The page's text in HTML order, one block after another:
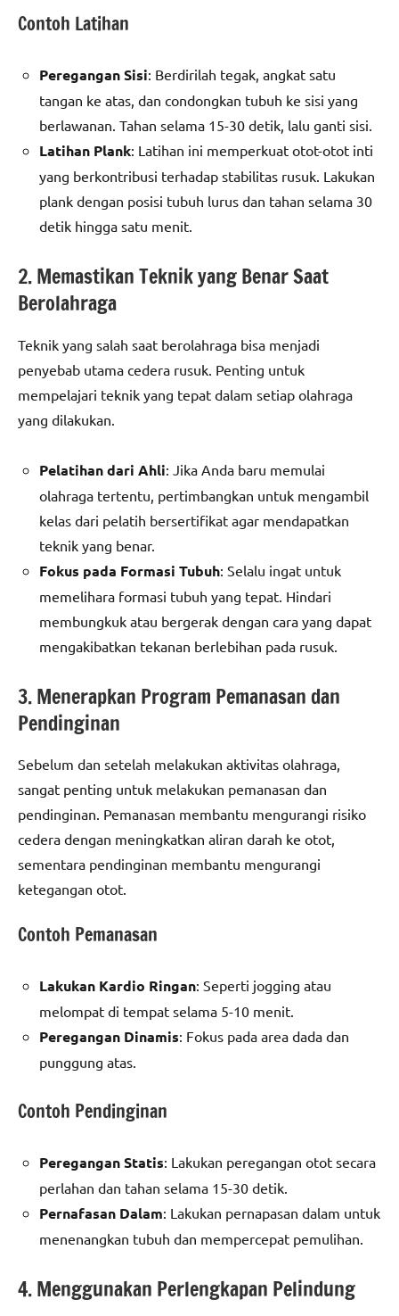
Contoh Latihan
Peregangan Sisi: Berdirilah tegak, angkat satu
tangan ke atas, dan condongkan tubuh ke sisi yang
berlawanan. Tahan selama 15-30 detik, lalu ganti sisi.
Latihan Plank: Latihan ini memperkuat otot-otot inti
yang berkontribusi terhadap stabilitas rusuk. Lakukan
plank dengan posisi tubuh lurus dan tahan selama 30
detik hingga satu menit.
2. Memastikan Teknik yang Benar Saat
Berolahraga
Teknik yang salah saat berolahraga bisa menjadi
penyebab utama cedera rusuk. Penting untuk
mempelajari teknik yang tepat dalam setiap olahraga
yang dilakukan.
Pelatihan dari Ahli: Jika Anda baru memulai
olahraga tertentu, pertimbangkan untuk mengambil
kelas dari pelatih bersertifikat agar mendapatkan
teknik yang benar.
Fokus pada Formasi Tubuh: Selalu ingat untuk
memelihara formasi tubuh yang tepat. Hindari
membungkuk atau bergerak dengan cara yang dapat
mengakibatkan tekanan berlebihan pada rusuk.
3. Menerapkan Program Pemanasan dan
Pendinginan
Sebelum dan setelah melakukan aktivitas olahraga,
sangat penting untuk melakukan pemanasan dan
pendinginan. Pemanasan membantu mengurangi risiko
cedera dengan meningkatkan aliran darah ke otot,
sementara pendinginan membantu mengurangi
ketegangan otot.
Contoh Pemanasan
Lakukan Kardio Ringan: Seperti jogging atau
melompat di tempat selama 5-10 menit.
Peregangan Dinamis: Fokus pada area dada dan
punggung atas.
Contoh Pendinginan
Peregangan Statis: Lakukan peregangan otot secara
perlahan dan tahan selama 15-30 detik.
Pernafasan Dalam: Lakukan pernapasan dalam untuk
menenangkan tubuh dan mempercepat pemulihan.
4. Menggunakan Perlengkapan Pelindung